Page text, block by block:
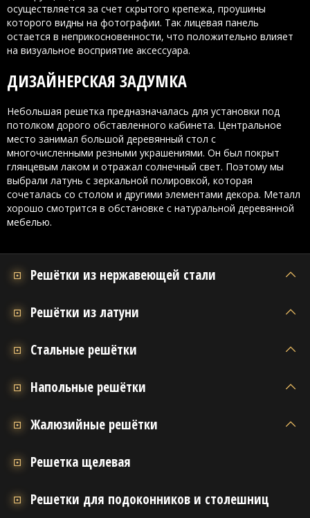
осуществляется за счет скрытого крепежа, проушины
которого видны на фотографии. Так лицевая панель
остается в неприкосновенности, что положительно влияет
на визуальное восприятие аксессуара.
ДИЗАЙНЕРСКАЯ ЗАДУМКА
Небольшая решетка предназначалась для установки под
потолком дорого обставленного кабинета. Центральное
место занимал большой деревянный стол с
многочисленными резными украшениями. Он был покрыт
глянцевым лаком и отражал солнечный свет. Поэтому мы
выбрали латунь с зеркальной полировкой, которая
сочеталась со столом и другими элементами декора. Металл
хорошо смотрится в обстановке с натуральной деревянной
мебелью.
Решётки из нержавеющей стали
Решётки из латуни
Стальные решётки
Напольные решётки
Жалюзийные решётки
Решетка щелевая
Решетки для подоконников и столешниц